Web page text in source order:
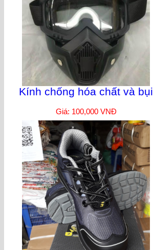
Kính chống hóa chất và bụi
Giá: 100,000 VNĐ